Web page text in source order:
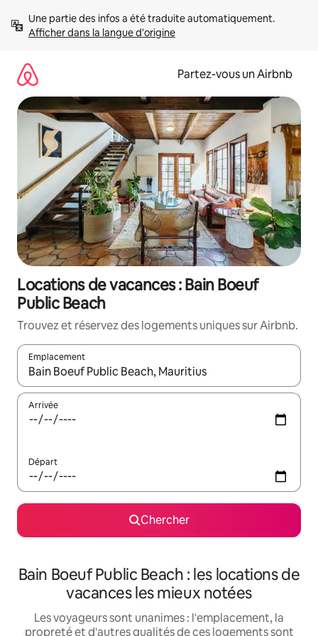
directement
Afficher dans la langue d'origine
Partez-vous un Airbnb
Locations de vacances : Bain Boeuf
Public Beach
Trouvez et réservez des logements uniques sur Airbnb.
Emplacement
Quand les résultats sont affichés, parcourez-les en utilisant
Arrivée
Départ
Chercher
Bain Boeuf Public Beach : les locations de
vacances les mieux notées
Les voyageurs sont unanimes : l'emplacement, la
propreté et d'autres qualités de ces logements sont